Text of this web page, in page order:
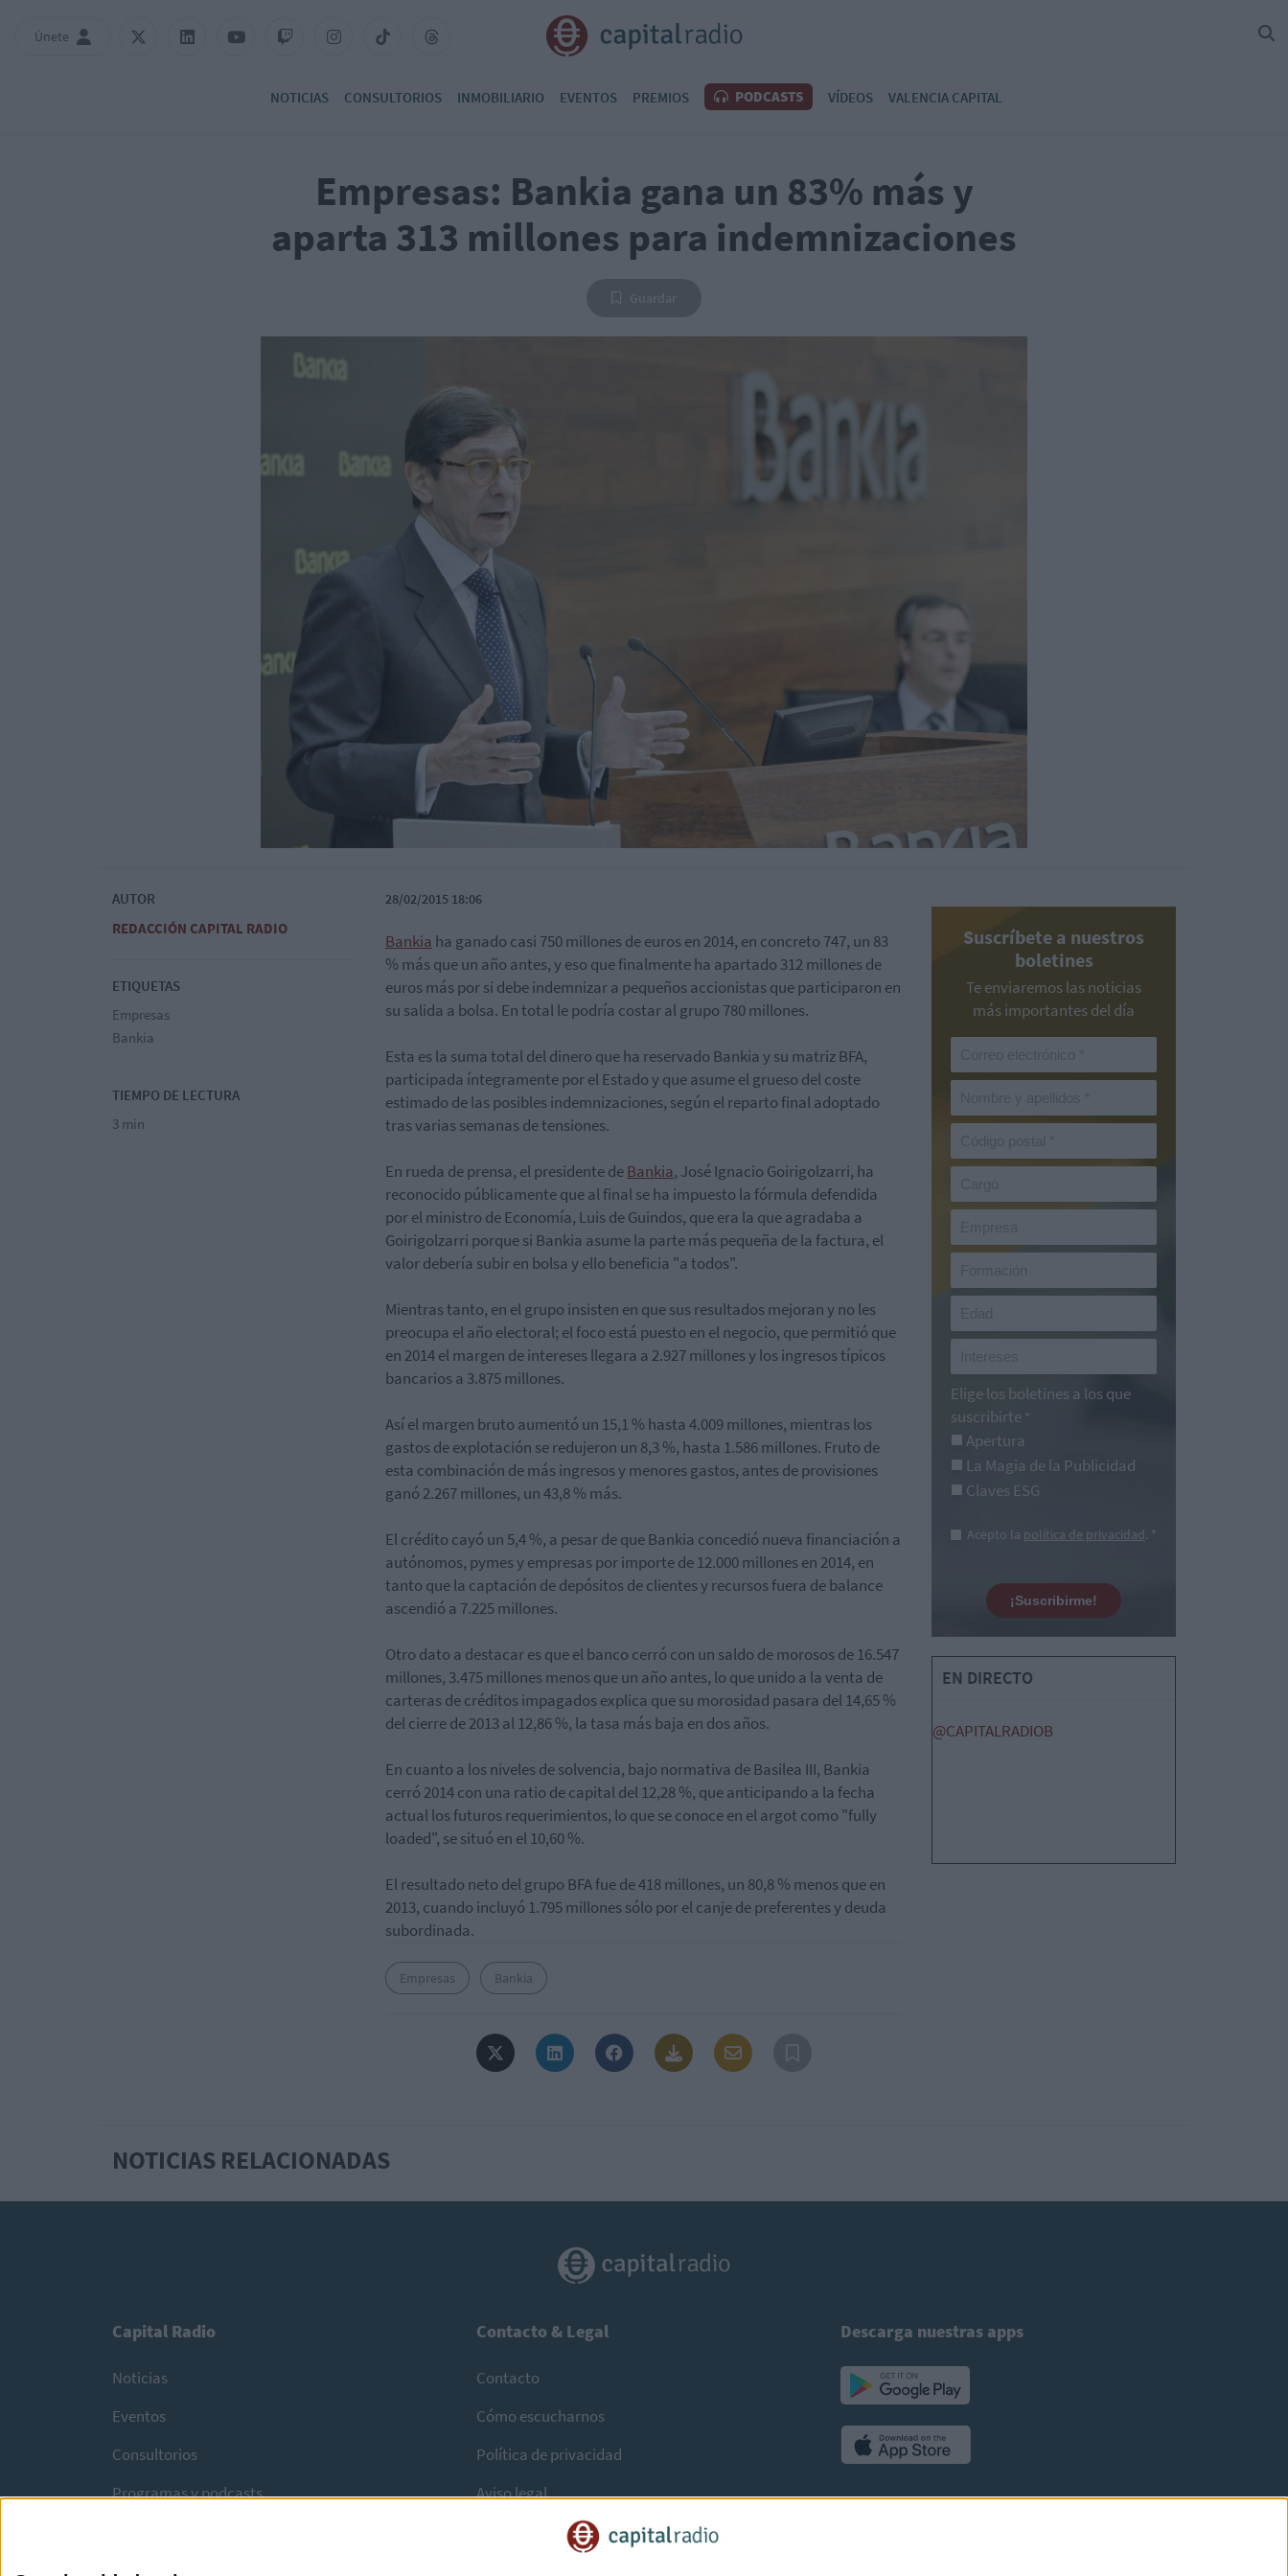
Únete
NOTICIAS CONSULTORIOS INMOBILIARIO EVENTOS PREMIOS PODCASTS VÍDEOS VALENCIA CAPITAL
Empresas: Bankia gana un 83% más y
aparta 313 millones para indemnizaciones
AUTOR
REDACCIÓN CAPITAL RADIO
ETIQUETAS
Empresas
Bankia
TIEMPO DE LECTURA
3 min
28/02/2015 18:06
Bankia ha ganado casi 750 millones de euros en 2014, en concreto 747, un 83
% más que un año antes, y eso que finalmente ha apartado 312 millones de
euros más por si debe indemnizar a pequeños accionistas que participaron en
su salida a bolsa. En total le podría costar al grupo 780 millones.
Esta es la suma total del dinero que ha reservado Bankia y su matriz BFA,
participada íntegramente por el Estado y que asume el grueso del coste
estimado de las posibles indemnizaciones, según el reparto final adoptado
tras varias semanas de tensiones.
En rueda de prensa, el presidente deBankia, José Ignacio Goirigolzarri, ha
reconocido públicamente que al final se ha impuesto la fórmula defendida
por el ministro de Economía, Luis de Guindos, que era la que agradaba a
Goirigolzarri porque si Bankia asume la parte más pequeña de la factura, el
valor debería subir en bolsa y ello beneficia "a todos".
Mientras tanto, en el grupo insisten en que sus resultados mejoran y no les
preocupa el año electoral; el foco está puesto en el negocio, que permitió que
en 2014 el margen de intereses llegara a 2.927 millones y los ingresos típicos
bancarios a 3.875 millones.
Así el margen bruto aumentó un 15,1 % hasta 4.009 millones, mientras los
gastos de explotación se redujeron un 8,3 %, hasta 1.586 millones. Fruto de
esta combinación de más ingresos y menores gastos, antes de provisiones
ganó 2.267 millones, un 43,8 % más.
El crédito cayó un 5,4 %, a pesar de que Bankia concedió nueva financiación a
autónomos, pymes y empresas por importe de 12.000 millones en 2014, en
tanto que la captación de depósitos de clientes y recursos fuera de balance
ascendió a 7.225 millones.
Otro dato a destacar es que el banco cerró con un saldo de morosos de 16.547
millones, 3.475 millones menos que un año antes, lo que unido a la venta de
carteras de créditos impagados explica que su morosidad pasara del 14,65 %
del cierre de 2013 al 12,86 %, la tasa más baja en dos años.
En cuanto a los niveles de solvencia, bajo normativa de Basilea III, Bankia
cerró 2014 con una ratio de capital del 12,28 %, que anticipando a la fecha
actual los futuros requerimientos, lo que se conoce en el argot como "fully
loaded", se situó en el 10,60 %.
El resultado neto del grupo BFA fue de 418 millones, un 80,8 % menos que en
2013, cuando incluyó 1.795 millones sólo por el canje de preferentes y deuda
subordinada.
Empresas Bankia
Suscríbete a nuestros
boletines
Te enviaremos las noticias
más importantes del día
Elige los boletines a los que
suscribirte *
Apertura
La Magia de la Publicidad
Claves ESG
Acepto la política de privacidad. *
¡Suscribirme!
EN DIRECTO
@CAPITALRADIOB
NOTICIAS RELACIONADAS
Capital Radio
Noticias
Eventos
Consultorios
Programas y podcasts
Contacto & Legal
Contacto
Cómo escucharnos
Política de privacidad
Aviso legal
Descarga nuestras apps